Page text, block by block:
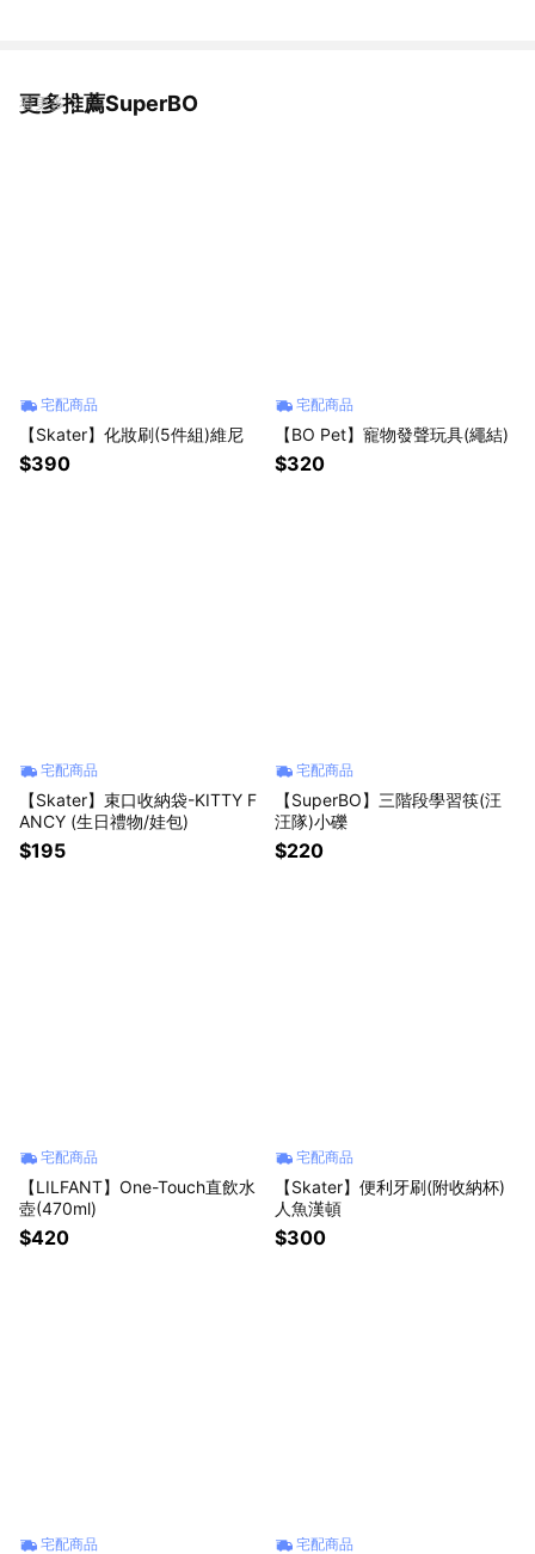
更多推薦SuperBO
看更多
宅配商品
【Skater】化妝刷(5件組)維尼
$390
宅配商品
【BO Pet】寵物發聲玩具(繩結)
$320
宅配商品
【Skater】束口收納袋-KITTY F
ANCY (生日禮物/娃包)
$195
宅配商品
【SuperBO】三階段學習筷(汪
汪隊)小礫
$220
宅配商品
【LILFANT】One-Touch直飲水
壺(470ml)
$420
宅配商品
【Skater】便利牙刷(附收納杯)
人魚漢頓
$300
宅配商品 宅配商品